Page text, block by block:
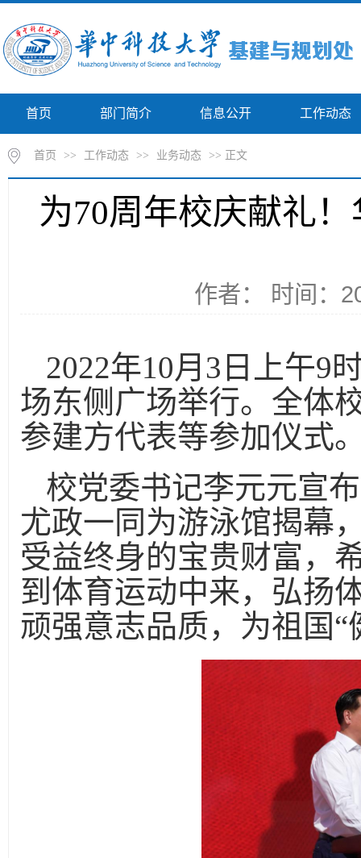
首页 部门简介 信息公开 工作动态
首页 >> 工作动态 >> 业务动态 >> 正文
为70周年校庆献礼
作者： 时间：
2022年10月3日上午9
场东侧广场举行。全体
参建方代表等参加仪式
校党委书记李元元宣
尤政一同为游泳馆揭幕
受益终身的宝贵财富，
到体育运动中来，弘扬
顽强意志品质，为祖国“